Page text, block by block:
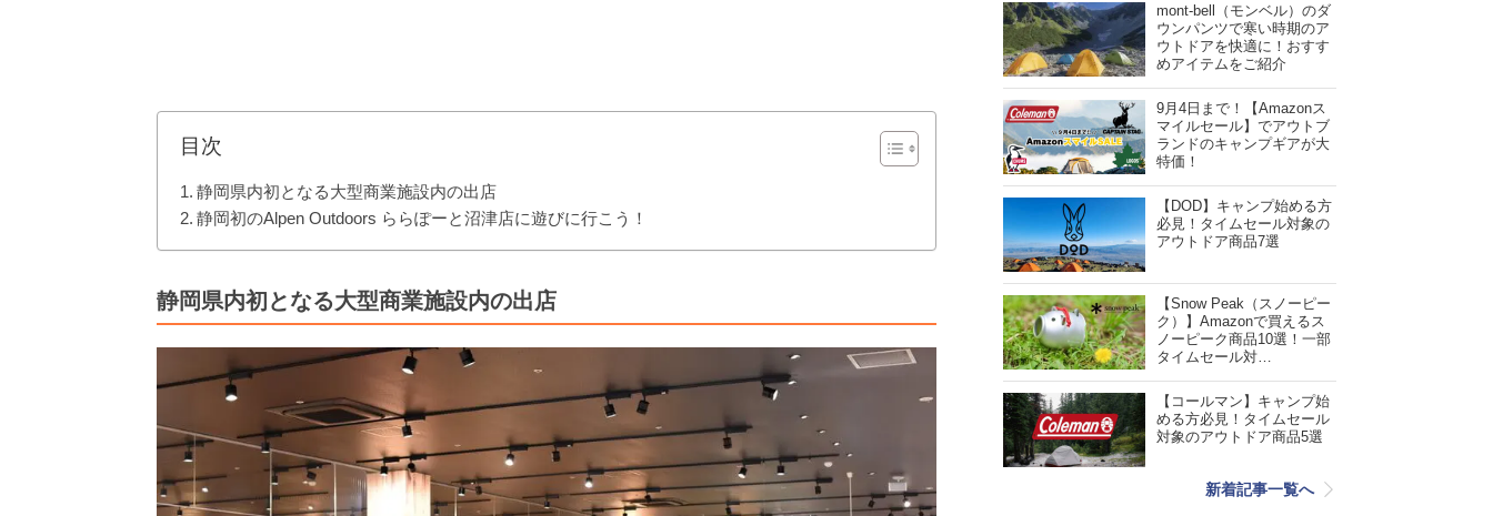
目次
静岡県内初となる大型商業施設内の出店
静岡初のAlpen Outdoors ららぽーと沼津店に遊びに行こう！
静岡県内初となる大型商業施設内の出店
mont-bell（モンベル）のダ
ウンパンツで寒い時期のア
ウトドアを快適に！おすす
めアイテムをご紹介
9月4日まで！【Amazonス
マイルセール】でアウトブ
ランドのキャンプギアが大
特価！
【DOD】キャンプ始める方
必見！タイムセール対象の
アウトドア商品7選
【Snow Peak（スノーピー
ク）】Amazonで買えるス
ノーピーク商品10選！一部
タイムセール対…
【コールマン】キャンプ始
める方必見！タイムセール
対象のアウトドア商品5選
新着記事一覧へ